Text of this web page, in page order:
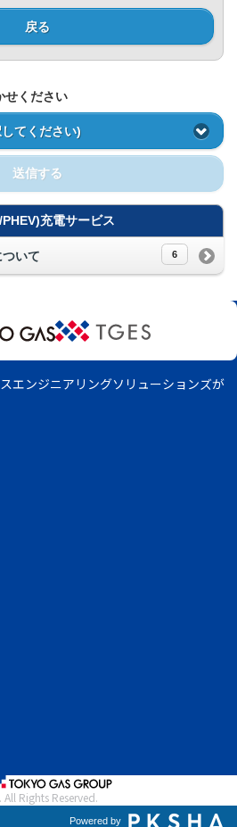
戻る
せください
てください)
送信する
充電サービス
いて 6
エンジニアリングソリューションズが
Rights Reserved.
Powered by